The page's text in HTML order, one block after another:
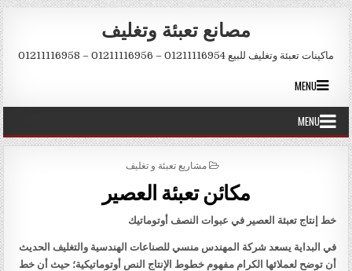
Skip to content
مصانع تعبئة وتغليف
ماكينات تعبئة وتغليف للبيع 01211116954 – 01211116956 – 01211116958
MENU
MENU
POSTED IN
مشاريع تعبئة و تغليف
مكائن تعبئة العصير
خط إنتاج تعبئة العصير في عبوات النصف أوتوماتيك
في البداية يسعد شركة المهندس منسي للصناعات الهندسية والتغليف الحديث
أن توضح لعملائها الكرام مفهوم خطوط الإنتاج النص أوتوماتيكية؛ حيث أن خط